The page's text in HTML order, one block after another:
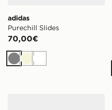
adidas
Purechill Slides
70,00€
GrigioBeigeBianco